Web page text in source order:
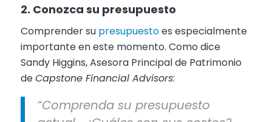
2. Conozca su presupuesto
Comprender su presupuestoes especialmente
importante en este momento. Como dice
Sandy Higgins, Asesora Principal de Patrimonio
deCapstone Financial Advisors:
“Comprenda su presupuesto